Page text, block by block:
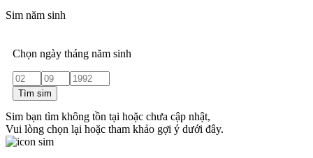
Sim năm sinh
Chọn ngày tháng năm sinh
Tìm sim
Sim bạn tìm không tồn tại hoặc chưa cập nhật,
Vui lòng chọn lại hoặc tham khảo gợi ý dưới đây.